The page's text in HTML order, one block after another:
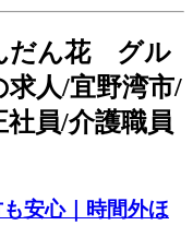
だん花 グル
人/宜野湾市/
員/介護職員
安心｜時間外ほ